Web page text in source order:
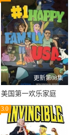
更新第08集
美国第一欢乐家庭
3.0